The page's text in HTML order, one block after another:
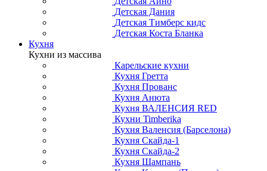
Детская Дания
Детская Тимберс кидс
Детская Коста Бланка
Кухня
Кухни из массива
Карельские кухни
Кухня Гретта
Кухня Прованс
Кухня Анюта
Кухня ВАЛЕНСИЯ RED
Кухни Timberika
Кухня Валенсия (Барселона)
Кухня Скайда-1
Кухня Скайда-2
Кухня Шампань